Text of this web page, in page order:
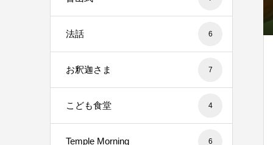
法話 6
お釈迦さま 7
こども食堂 4
Temple Morning 6